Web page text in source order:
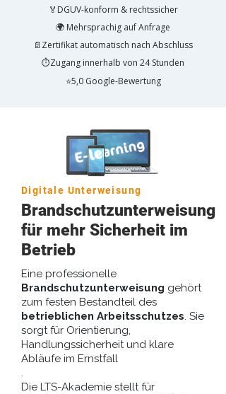
🏅DGUV-konform & rechtssicher
🌍 Mehrsprachig auf Anfrage
📄Zertifikat automatisch nach Abschluss
⏱️Zugang innerhalb von 24 Stunden
⭐5,0 Google-Bewertung
Digitale Unterweisung
Brandschutzunterweisung
für mehr Sicherheit im
Betrieb
Eine professionelle
Brandschutzunterweisung gehört
zum festen Bestandteil des
betrieblichen Arbeitsschutzes. Sie
sorgt für Orientierung,
Handlungssicherheit und klare
Abläufe im Ernstfall
.
Die LTS-Akademie stellt für